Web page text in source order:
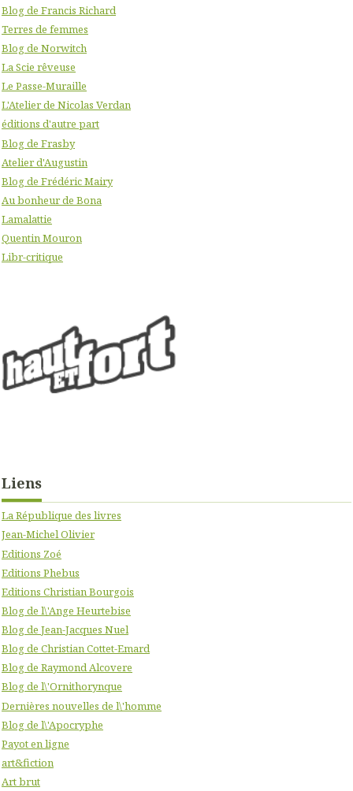
Blog de Francis Richard
Terres de femmes
Blog de Norwitch
La Scie rêveuse
Le Passe-Muraille
L'Atelier de Nicolas Verdan
éditions d'autre part
Blog de Frasby
Atelier d'Augustin
Blog de Frédéric Mairy
Au bonheur de Bona
Lamalattie
Quentin Mouron
Libr-critique
Liens
La République des livres
Jean-Michel Olivier
Editions Zoé
Editions Phebus
Editions Christian Bourgois
Blog de l\'Ange Heurtebise
Blog de Jean-Jacques Nuel
Blog de Christian Cottet-Emard
Blog de Raymond Alcovere
Blog de l\'Ornithorynque
Dernières nouvelles de l\'homme
Blog de l\'Apocryphe
Payot en ligne
art&fiction
Art brut